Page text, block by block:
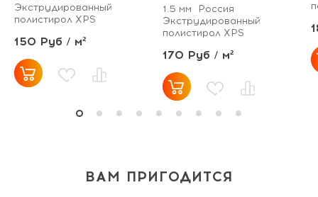
Экструдированный
полистирол XPS
150 Руб / м²
1.5 мм
Россия
Экструдированный
полистирол XPS
170 Руб / м²
ВАМ ПРИГОДИТСЯ